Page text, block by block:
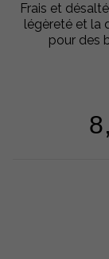
Frais et
légèreté et la
pour des